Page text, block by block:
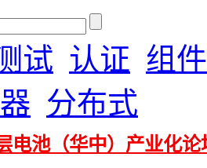
试 认证 组件
分布式
电池（华中）产业化论